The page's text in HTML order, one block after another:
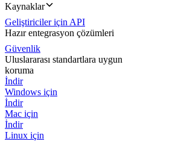
Kaynaklar
Geliştiriciler için API
Hazır entegrasyon çözümleri
Güvenlik
Uluslararası standartlara uygun
koruma
İndir
Windows için
İndir
Mac için
İndir
Linux için